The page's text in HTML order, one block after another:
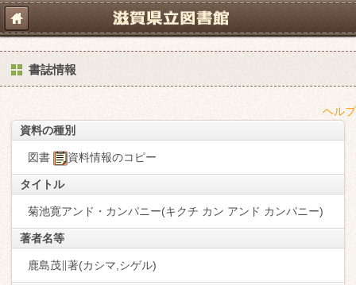
書誌情報
ヘルプ
資料の種別
図書 資料情報のコピー
タイトル
菊池寛アンド・カンパニー(キクチ カン アンド カンパニー)
著者名等
鹿島茂∥著(カシマ,シゲル)